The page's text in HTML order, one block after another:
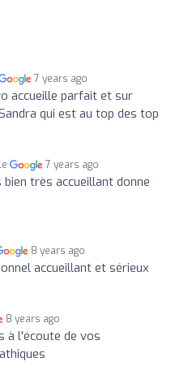
7 years ago
accueille parfait et sur
qui est au top des top
7 years ago
bien très accueillant donne
8 years ago
accueillant et sérieux
8 years ago
à l'écoute de vos